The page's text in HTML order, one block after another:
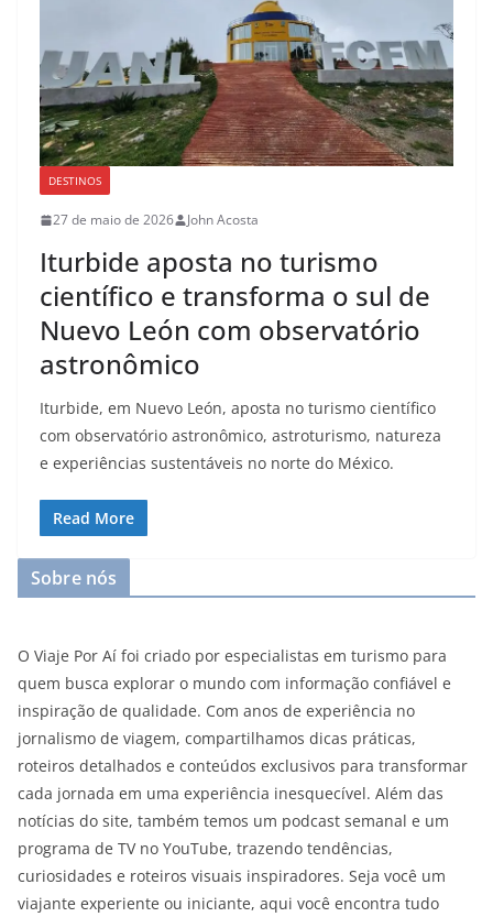
DESTINOS
27 de maio de 2026 John Acosta
Iturbide aposta no turismo
científico e transforma o sul de
Nuevo León com observatório
astronômico
Iturbide, em Nuevo León, aposta no turismo científico
com observatório astronômico, astroturismo, natureza
e experiências sustentáveis no norte do México.
Read More
Sobre nós
O Viaje Por Aí foi criado por especialistas em turismo para
quem busca explorar o mundo com informação confiável e
inspiração de qualidade. Com anos de experiência no
jornalismo de viagem, compartilhamos dicas práticas,
roteiros detalhados e conteúdos exclusivos para transformar
cada jornada em uma experiência inesquecível. Além das
notícias do site, também temos um podcast semanal e um
programa de TV no YouTube, trazendo tendências,
curiosidades e roteiros visuais inspiradores. Seja você um
viajante experiente ou iniciante, aqui você encontra tudo